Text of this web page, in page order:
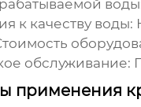
к качеству воды:
обслуживание:
применения